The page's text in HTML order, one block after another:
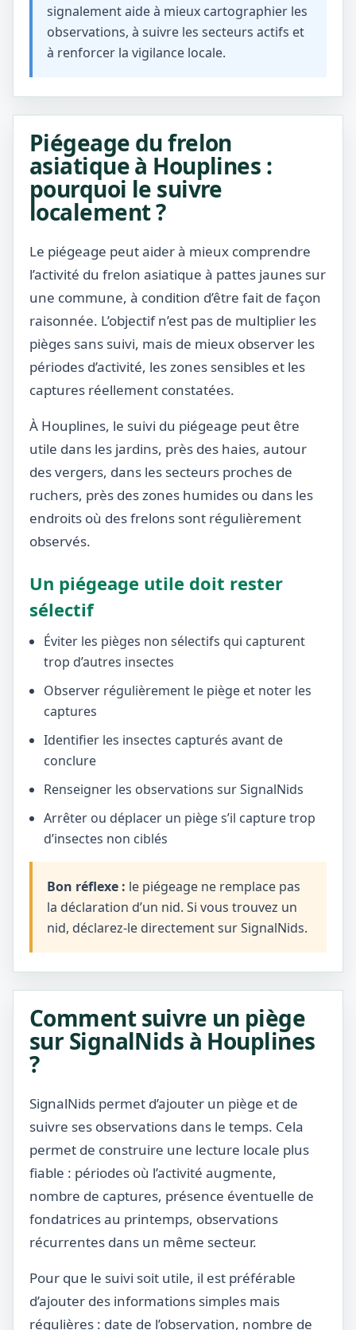
signalement aide à mieux cartographier les
observations, à suivre les secteurs actifs et
à renforcer la vigilance locale.
Piégeage du frelon
asiatique à Houplines :
pourquoi le suivre
localement ?
Le piégeage peut aider à mieux comprendre
l’activité du frelon asiatique à pattes jaunes sur
une commune, à condition d’être fait de façon
raisonnée. L’objectif n’est pas de multiplier les
pièges sans suivi, mais de mieux observer les
périodes d’activité, les zones sensibles et les
captures réellement constatées.
À Houplines, le suivi du piégeage peut être
utile dans les jardins, près des haies, autour
des vergers, dans les secteurs proches de
ruchers, près des zones humides ou dans les
endroits où des frelons sont régulièrement
observés.
Un piégeage utile doit rester
sélectif
Éviter les pièges non sélectifs qui capturent
trop d’autres insectes
Observer régulièrement le piège et noter les
captures
Identifier les insectes capturés avant de
conclure
Renseigner les observations sur SignalNids
Arrêter ou déplacer un piège s’il capture trop
d’insectes non ciblés
Bon réflexe : le piégeage ne remplace pas
la déclaration d’un nid. Si vous trouvez un
nid, déclarez-le directement sur SignalNids.
Comment suivre un piège
sur SignalNids à Houplines
?
SignalNids permet d’ajouter un piège et de
suivre ses observations dans le temps. Cela
permet de construire une lecture locale plus
fiable : périodes où l’activité augmente,
nombre de captures, présence éventuelle de
fondatrices au printemps, observations
récurrentes dans un même secteur.
Pour que le suivi soit utile, il est préférable
d’ajouter des informations simples mais
régulières : date de l’observation, nombre de